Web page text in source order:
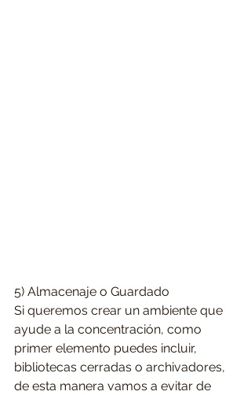
5) Almacenaje o Guardado
Si queremos crear un ambiente que
ayude a la concentración, como
primer elemento puedes incluir,
bibliotecas cerradas o archivadores,
de esta manera vamos a evitar de